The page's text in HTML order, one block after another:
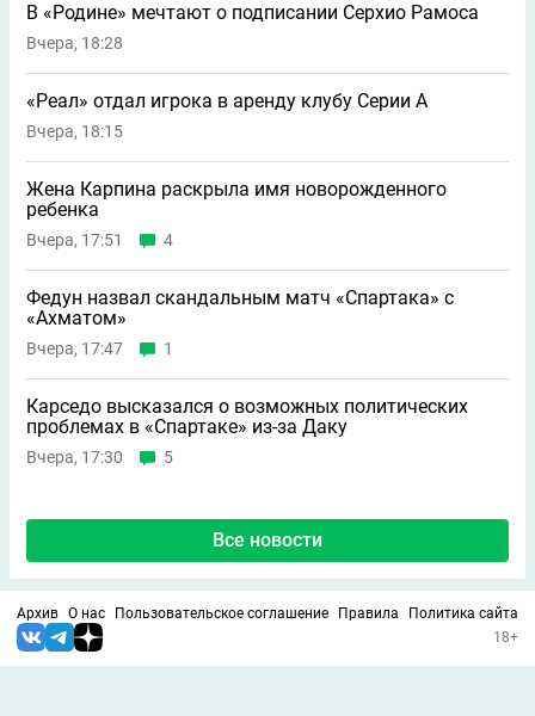
В «Родине» мечтают о подписании Серхио Рамоса
Вчера, 18:28
«Реал» отдал игрока в аренду клубу Серии А
Вчера, 18:15
Жена Карпина раскрыла имя новорождeнного
ребeнка
Вчера, 17:51 4
Федун назвал скандальным матч «Спартака» с
«Ахматом»
Вчера, 17:47 1
Карседо высказался о возможных политических
проблемах в «Спартаке» из-за Даку
Вчера, 17:30 5
Все новости
Архив О нас Пользовательское соглашение Правила
Политика сайта
18+